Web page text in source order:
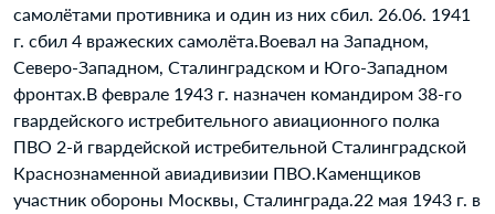
самолётами противника и один из них сбил. 26.06. 1941
г. сбил 4 вражеских самолёта.Воевал на Западном,
Северо-Западном, Сталинградском и Юго-Западном
фронтах.В феврале 1943 г. назначен командиром 38-го
гвардейского истребительного авиационного полка
ПВО 2-й гвардейской истребительной Сталинградской
Краснознаменной авиадивизии ПВО.Каменщиков
участник обороны Москвы, Сталинграда.22 мая 1943 г. в